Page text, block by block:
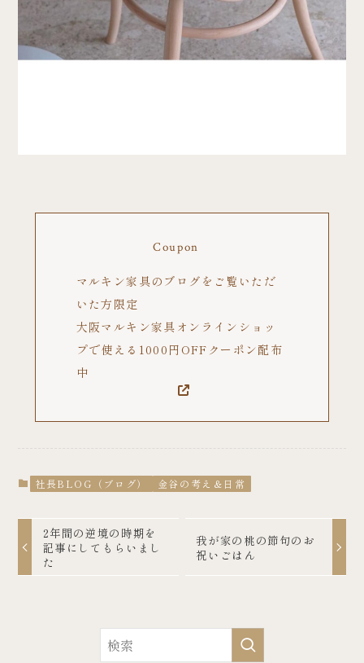
Coupon
マルキン家具のブログをご覧いただ
いた方限定
大阪マルキン家具オンラインショッ
プで使える1000円OFFクーポン配布
中
社長BLOG（ブログ） 金谷の考え＆日常
2年間の逆境の時期を
記事にしてもらいまし
た
我が家の桃の節句のお
祝いごはん